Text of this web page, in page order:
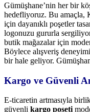
Gümüşhane’nin her bir
hedefliyoruz. Bu amaçla,
için dayanıklı poşetler
logonuzu gururla
butik mağazalar için
Böylece alışveriş
bir hale geliyor.
Kargo ve Güvenli
E-ticaretin artmasıyla
güvenli kargo poşeti